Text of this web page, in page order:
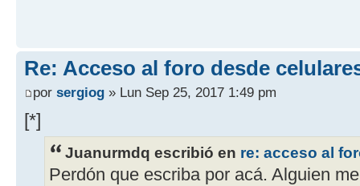
Re: Acceso al foro desde
por sergiog » Lun Sep 25, 2017 1:49 pm
[*]
Juanurmdq escribió en re: acceso al
Perdón que escriba por acá. Alguien